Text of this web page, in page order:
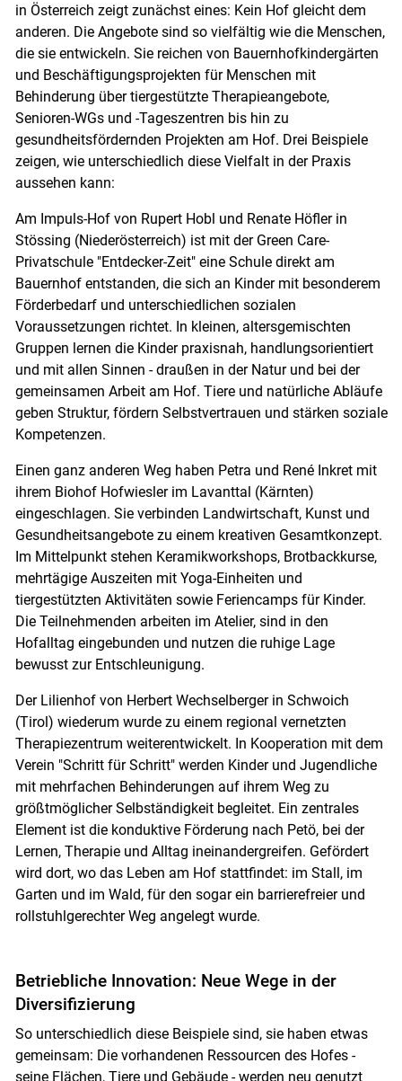
in Österreich zeigt zunächst eines: Kein Hof gleicht dem
anderen. Die Angebote sind so vielfältig wie die Menschen,
die sie entwickeln. Sie reichen von Bauernhofkindergärten
und Beschäftigungsprojekten für Menschen mit
Behinderung über tiergestützte Therapieangebote,
Senioren-WGs und -Tageszentren bis hin zu
gesundheitsfördernden Projekten am Hof. Drei Beispiele
zeigen, wie unterschiedlich diese Vielfalt in der Praxis
aussehen kann:
Am Impuls-Hof von Rupert Hobl und Renate Höfler in
Stössing (Niederösterreich) ist mit der Green Care-
Privatschule "Entdecker-Zeit" eine Schule direkt am
Bauernhof entstanden, die sich an Kinder mit besonderem
Förderbedarf und unterschiedlichen sozialen
Voraussetzungen richtet. In kleinen, altersgemischten
Gruppen lernen die Kinder praxisnah, handlungsorientiert
und mit allen Sinnen - draußen in der Natur und bei der
gemeinsamen Arbeit am Hof. Tiere und natürliche Abläufe
geben Struktur, fördern Selbstvertrauen und stärken soziale
Kompetenzen.
Einen ganz anderen Weg haben Petra und René Inkret mit
ihrem Biohof Hofwiesler im Lavanttal (Kärnten)
eingeschlagen. Sie verbinden Landwirtschaft, Kunst und
Gesundheitsangebote zu einem kreativen Gesamtkonzept.
Im Mittelpunkt stehen Keramikworkshops, Brotbackkurse,
mehrtägige Auszeiten mit Yoga-Einheiten und
tiergestützten Aktivitäten sowie Feriencamps für Kinder.
Die Teilnehmenden arbeiten im Atelier, sind in den
Hofalltag eingebunden und nutzen die ruhige Lage
bewusst zur Entschleunigung.
Der Lilienhof von Herbert Wechselberger in Schwoich
(Tirol) wiederum wurde zu einem regional vernetzten
Therapiezentrum weiterentwickelt. In Kooperation mit dem
Verein "Schritt für Schritt" werden Kinder und Jugendliche
mit mehrfachen Behinderungen auf ihrem Weg zu
größtmöglicher Selbständigkeit begleitet. Ein zentrales
Element ist die konduktive Förderung nach Petö, bei der
Lernen, Therapie und Alltag ineinandergreifen. Gefördert
wird dort, wo das Leben am Hof stattfindet: im Stall, im
Garten und im Wald, für den sogar ein barrierefreier und
rollstuhlgerechter Weg angelegt wurde.
Betriebliche Innovation: Neue Wege in der
Diversifizierung
So unterschiedlich diese Beispiele sind, sie haben etwas
gemeinsam: Die vorhandenen Ressourcen des Hofes -
seine Flächen, Tiere und Gebäude - werden neu genutzt